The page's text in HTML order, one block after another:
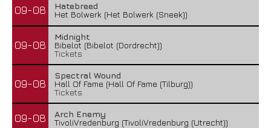
09-08
Hatebreed
Het Bolwerk (Het Bolwerk (Sneek))
09-08
Midnight
Bibelot (Bibelot (Dordrecht))
Tickets
09-08
Spectral Wound
Hall Of Fame (Hall Of Fame (Tilburg))
Tickets
09-08
Arch Enemy
TivoliVredenburg (TivoliVredenburg (Utrecht))